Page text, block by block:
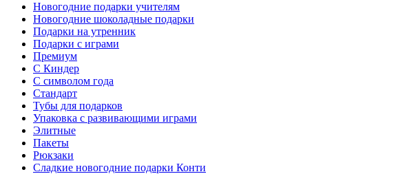
Новогодние подарки учителям
Новогодние шоколадные подарки
Подарки на утренник
Подарки с играми
Премиум
С Киндер
С символом года
Стандарт
Тубы для подарков
Упаковка с развивающими играми
Элитные
Пакеты
Рюкзаки
Сладкие новогодние подарки Конти